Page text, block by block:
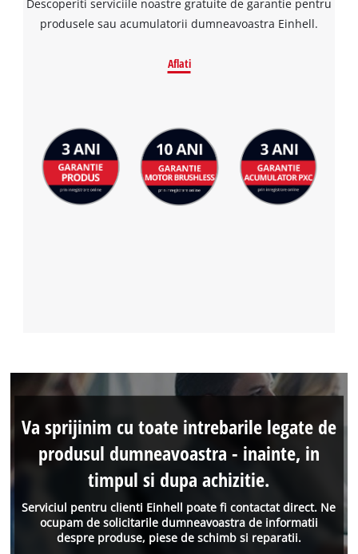
Descoperiti serviciile noastre gratuite de garantie pentru
produsele sau acumulatorii dumneavoastra Einhell.
Aflati
Serviciul pentru clienti Einhell poate fi contactat direct. Ne
ocupam de solicitarile dumneavoastra de informatii
despre produse, piese de schimb si reparatii.
Va sprijinim cu toate intrebarile legate de
produsul dumneavoastra - inainte, in
timpul si dupa achizitie.